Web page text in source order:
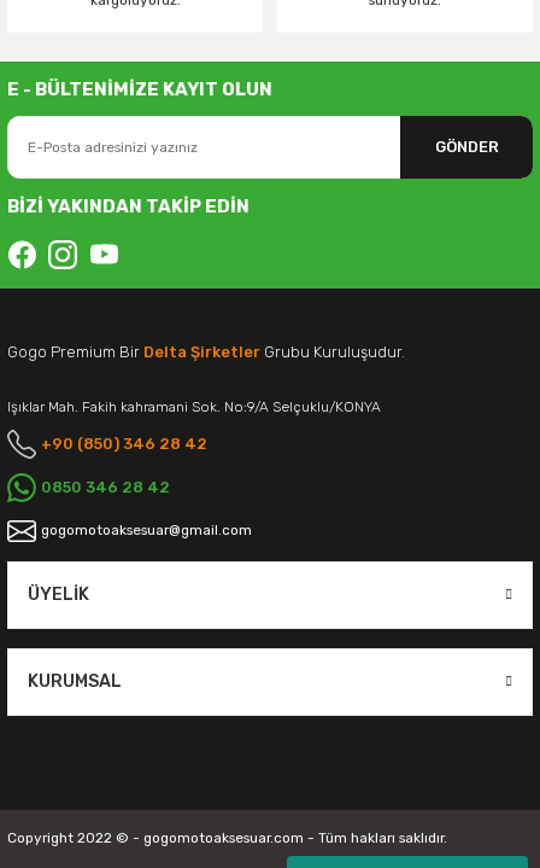
E - BÜLTENİMİZE KAYIT OLUN
GÖNDER
BİZİ YAKINDAN TAKİP EDİN
Gogo Premium Bir Delta Şirketler Grubu Kuruluşudur.
Işıklar Mah. Fakih kahramani Sok. No:9/A Selçuklu/KONYA
+90 (850) 346 28 42
0850 346 28 42
gogomotoaksesuar@gmail.com
ÜYELIK
KURUMSAL
Copyright 2022 © - gogomotoaksesuar.com - Tüm hakları saklıdır.